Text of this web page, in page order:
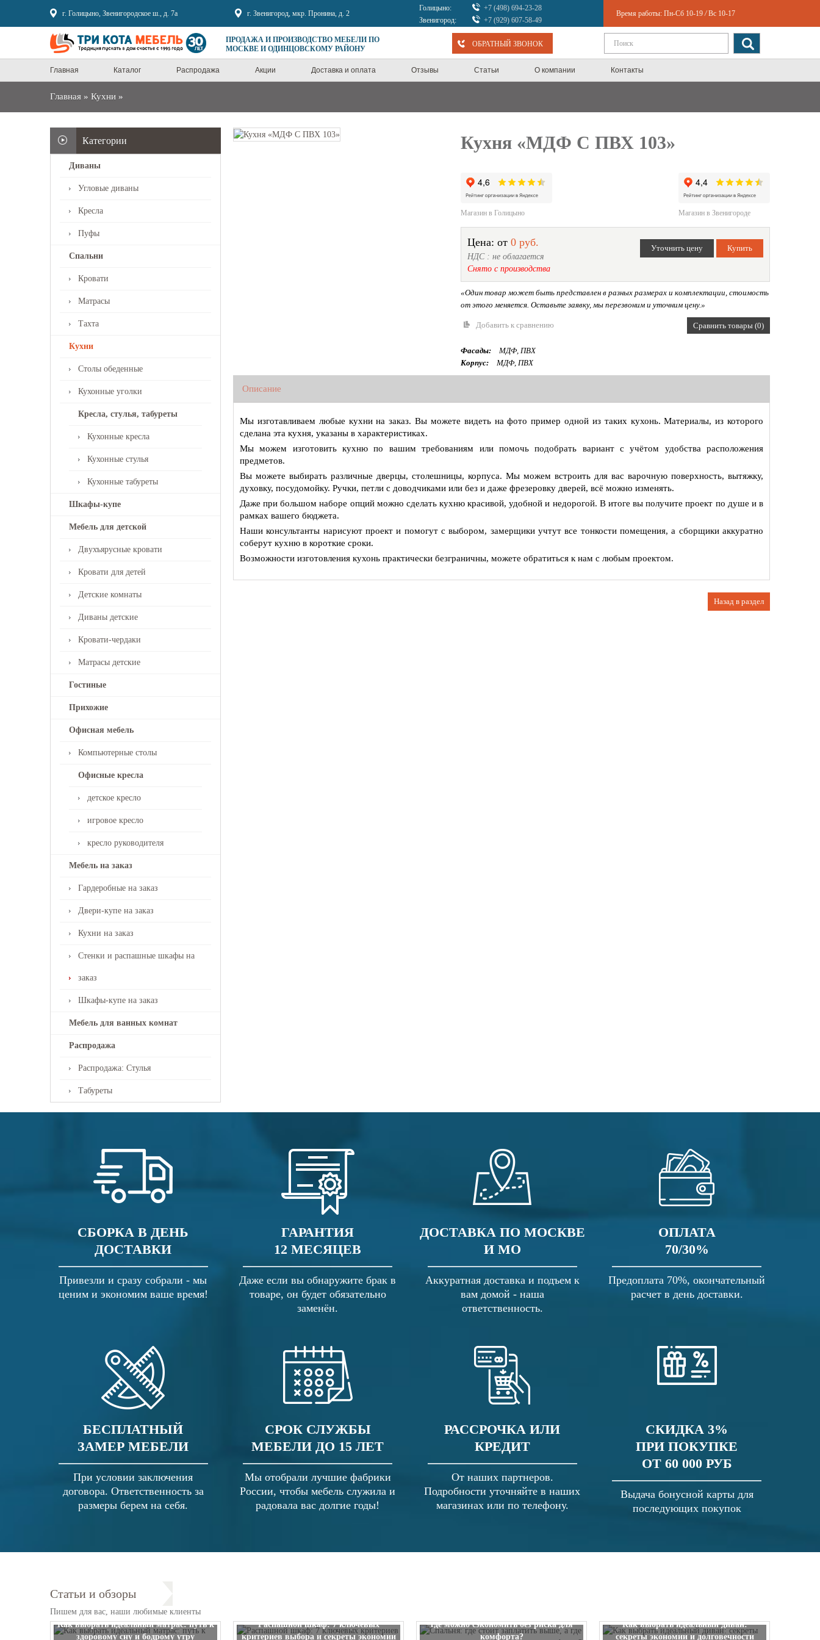
г. Голицыно, Звенигородское ш., д. 7а г. Звенигород, мкр. Пронина, д. 2
Голицыно:
+7 (498) 694-23-28
Звенигород:
+7 (929) 607-58-49
Время работы: Пн-Сб 10-19 / Вс 10-17
ПРОДАЖА И ПРОИЗВОДСТВО МЕБЕЛИ ПО
МОСКВЕ И ОДИНЦОВСКОМУ РАЙОНУ
ОБРАТНЫЙ ЗВОНОК
Главная Каталог Распродажа Акции Доставка и оплата Отзывы Статьи О компании Контакты
Главная » Кухни »
Категории
Диваны
Угловые диваны
Кресла
Пуфы
Спальни
Кровати
Матрасы
Тахта
Кухни
Столы обеденные
Кухонные уголки
Кресла, стулья, табуреты
Кухонные кресла
Кухонные стулья
Кухонные табуреты
Шкафы-купе
Мебель для детской
Двухъярусные кровати
Кровати для детей
Детские комнаты
Диваны детские
Кровати-чердаки
Матрасы детские
Гостиные
Прихожие
Офисная мебель
Компьютерные столы
Офисные кресла
детское кресло
игровое кресло
кресло руководителя
Мебель на заказ
Гардеробные на заказ
Двери-купе на заказ
Кухни на заказ
Стенки и распашные шкафы на
заказ
Шкафы-купе на заказ
Мебель для ванных комнат
Распродажа
Распродажа: Стулья
Табуреты
Кухня «МДФ С ПВХ 103»
Магазин в Голицыно Магазин в Звенигороде
Цена: от 0 руб.
НДС : не облагается
Снято с производства
«Один товар может быть представлен в разных размерах и комплектации, стоимость
от этого меняется. Оставьте заявку, мы перезвоним и уточним цену.»
Добавить к сравнению Сравнить товары (0)
Фасады:
МДФ, ПВХ
Корпус:
МДФ, ПВХ
Описание
Мы изготавливаем любые кухни на заказ. Вы можете видеть на фото пример одной из таких кухонь. Материалы, из которого
сделана эта кухня, указаны в характеристиках.
Мы можем изготовить кухню по вашим требованиям или помочь подобрать вариант с учётом удобства расположения
предметов.
Вы можете выбирать различные дверцы, столешницы, корпуса. Мы можем встроить для вас варочную поверхность, вытяжку,
духовку, посудомойку. Ручки, петли с доводчиками или без и даже фрезеровку дверей, всё можно изменять.
Даже при большом наборе опций можно сделать кухню красивой, удобной и недорогой. В итоге вы получите проект по душе и в
рамках вашего бюджета.
Наши консультанты нарисуют проект и помогут с выбором, замерщики учтут все тонкости помещения, а сборщики аккуратно
соберут кухню в короткие сроки.
Возможности изготовления кухонь практически безграничны, можете обратиться к нам с любым проектом.
Назад в раздел
СБОРКА В ДЕНЬ
ДОСТАВКИ
Привезли и сразу собрали - мы
ценим и экономим ваше время!
ГАРАНТИЯ
12 МЕСЯЦЕВ
Даже если вы обнаружите брак в
товаре, он будет обязательно
заменён.
ДОСТАВКА ПО МОСКВЕ
И МО
Аккуратная доставка и подъем к
вам домой - наша
ответственность.
ОПЛАТА
70/30%
Предоплата 70%, окончательный
расчет в день доставки.
БЕСПЛАТНЫЙ
ЗАМЕР МЕБЕЛИ
При условии заключения
договора. Ответственность за
размеры берем на себя.
СРОК СЛУЖБЫ
МЕБЕЛИ ДО 15 ЛЕТ
Мы отобрали лучшие фабрики
России, чтобы мебель служила и
радовала вас долгие годы!
РАССРОЧКА ИЛИ
КРЕДИТ
От наших партнеров.
Подробности уточняйте в наших
магазинах или по телефону.
СКИДКА 3%
ПРИ ПОКУПКЕ
ОТ 60 000 РУБ
Выдача бонусной карты для
последующих покупок
Статьи и обзоры
Пишем для вас, наши любимые клиенты
Как выбрать идеальный матрас: путь к
здоровому сну и бодрому утру
Распашной шкаф: 7 ключевых
критериев выбора и секреты экономии
где можно сэкономить без риска для
комфорта?
Как выбрать идеальный диван:
секреты экономии и долговечности